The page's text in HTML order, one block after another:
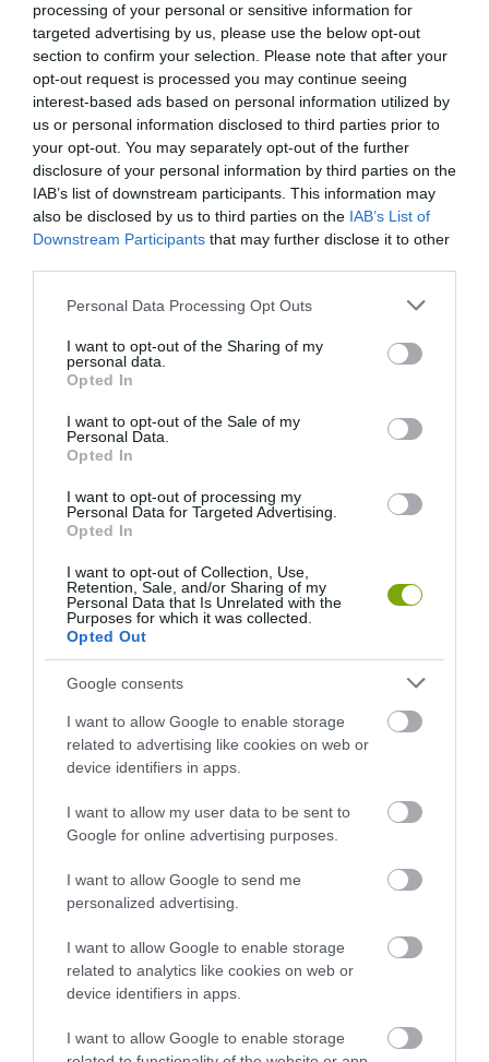
processing of your personal or sensitive information for
targeted advertising by us, please use the below opt-out
section to confirm your selection. Please note that after your
opt-out request is processed you may continue seeing
interest-based ads based on personal information utilized by
us or personal information disclosed to third parties prior to
your opt-out. You may separately opt-out of the further
disclosure of your personal information by third parties on the
IAB’s list of downstream participants. This information may
also be disclosed by us to third parties on the IAB’s List of
Downstream Participants that may further disclose it to other
Please note that this website/app uses one or more Google
not limited to your visit or usage behaviour. You may click to
grant or deny consent to Google and its third-party tags to
use your data for below specified purposes in below Google
consent section.
Personal Data Processing Opt Outs
I want to opt-out of the Sharing of my
personal data.
Opted In
I want to opt-out of the Sale of my
Personal Data.
Opted In
I want to opt-out of processing my
Personal Data for Targeted Advertising.
Opted In
I want to opt-out of Collection, Use,
Retention, Sale, and/or Sharing of my
Personal Data that Is Unrelated with the
Purposes for which it was collected.
Opted Out
Google consents
I want to allow Google to enable storage
related to advertising like cookies on web or
device identifiers in apps.
I want to allow my user data to be sent to
Google for online advertising purposes.
I want to allow Google to send me
personalized advertising.
I want to allow Google to enable storage
related to analytics like cookies on web or
device identifiers in apps.
I want to allow Google to enable storage
ELŐZŐ CIKK
KÖVETKEZŐ CIKK
MÉG MINDIG TEREM A 3000 ÉVES, CSAVARODOTT TÖRZSŰ
HASONLÓ ÉRDEKESSÉGEK
HOGYAN HÚZNAK BE A
JÁTÉKOK A
MIKROTRANZAKCIÓK
ELLENE?
VIDEÓJÁTÉK AZ AUTIZMUS
2026-02-09
DUNGEONS & DRAGONS: A
JÁTÉK, AMI
VIDEÓJÁTÉK-SZENVEDÉLY: AZ
AGYUNKAT CÉLZÓ REJTETT